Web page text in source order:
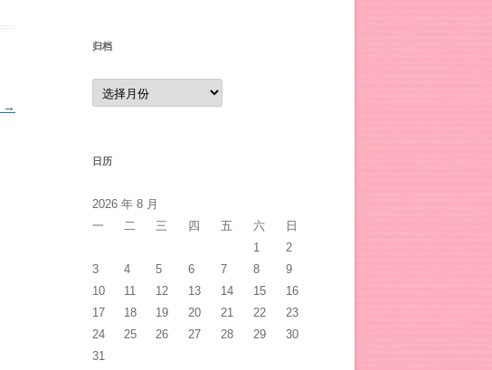
→
归档
归
档
日历
2026 年 8 月
一
二 三 四 五 六
日
1
2
3
4 5 6 7 8
9
10
11 12 13 14 15
16
17
18 19 20 21 22
23
24
25 26 27 28 29
30
31